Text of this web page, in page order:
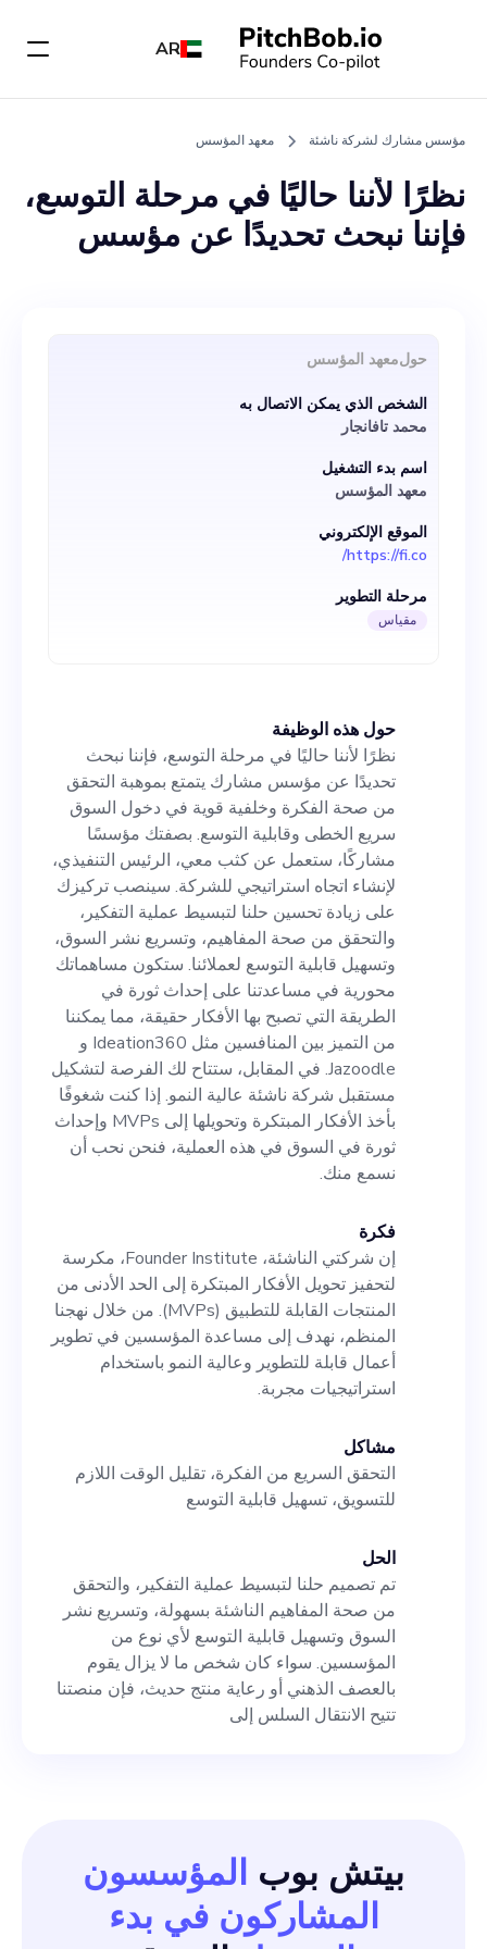
AR
مؤسس مشارك لشركة ناشئة معهد المؤسس
نظرًا لأننا حاليًا في مرحلة التوسع،
فإننا نبحث تحديدًا عن مؤسس
دخول السوق سريع الخطى
وقابلية التوسع. بصفتك مؤسسًا
مشاركًا، ستعمل عن كثب معي،
الرئيس التنفيذي، لإنشاء اتجاه
استراتيجي للشركة. سينصب
تركيزك على زيادة تحسين حلنا
لتبسيط عملية التفكير، والتحقق
من صحة المفاهيم، وتسريع نشر
محورية في مساعدتنا على إحداث
ثورة في الطريقة التي تصبح بها
الأفكار حقيقة، مما يمكننا من
التميز بين المنافسين مثل
Ideation360 و Jazoodle. في
المقابل، ستتاح لك الفرصة
لتشكيل مستقبل شركة ناشئة
عالية النمو. إذا كنت شغوفًا بأخذ
الأفكار المبتكرة وتحويلها إلى
MVPs وإحداث ثورة في السوق
في هذه العملية، فنحن نحب أن
نسمع منك.
حول هذه الوظيفة
نظرًا لأننا حاليًا في مرحلة التوسع، فإننا نبحث
تحديدًا عن مؤسس مشارك يتمتع بموهبة التحقق
من صحة الفكرة وخلفية قوية في دخول السوق
سريع الخطى وقابلية التوسع. بصفتك مؤسسًا
مشاركًا، ستعمل عن كثب معي، الرئيس التنفيذي،
لإنشاء اتجاه استراتيجي للشركة. سينصب تركيزك
على زيادة تحسين حلنا لتبسيط عملية التفكير،
والتحقق من صحة المفاهيم، وتسريع نشر السوق،
وتسهيل قابلية التوسع لعملائنا. ستكون مساهماتك
محورية في مساعدتنا على إحداث ثورة في
الطريقة التي تصبح بها الأفكار حقيقة، مما يمكننا
من التميز بين المنافسين مثل Ideation360 و
Jazoodle. في المقابل، ستتاح لك الفرصة لتشكيل
مستقبل شركة ناشئة عالية النمو. إذا كنت شغوفًا
بأخذ الأفكار المبتكرة وتحويلها إلى MVPs وإحداث
ثورة في السوق في هذه العملية، فنحن نحب أن
نسمع منك.
فكرة
إن شركتي الناشئة، Founder Institute، مكرسة
لتحفيز تحويل الأفكار المبتكرة إلى الحد الأدنى من
المنتجات القابلة للتطبيق (MVPs). من خلال نهجنا
المنظم، نهدف إلى مساعدة المؤسسين في تطوير
أعمال قابلة للتطوير وعالية النمو باستخدام
استراتيجيات مجربة.
مشاكل
التحقق السريع من الفكرة، تقليل الوقت اللازم
للتسويق، تسهيل قابلية التوسع
الحل
تم تصميم حلنا لتبسيط عملية التفكير، والتحقق
من صحة المفاهيم الناشئة بسهولة، وتسريع نشر
السوق وتسهيل قابلية التوسع لأي نوع من
المؤسسين. سواء كان شخص ما لا يزال يقوم
بالعصف الذهني أو رعاية منتج حديث، فإن منصتنا
تتيح الانتقال السلس إلى
حولمعهد المؤسس
الشخص الذي يمكن الاتصال به
محمد تافانجار
اسم بدء التشغيل
معهد المؤسس
الموقع الإلكتروني
https://fi.co/
مرحلة التطوير
مقياس
بيتش بوب المؤسسون
المشاركون في بدء